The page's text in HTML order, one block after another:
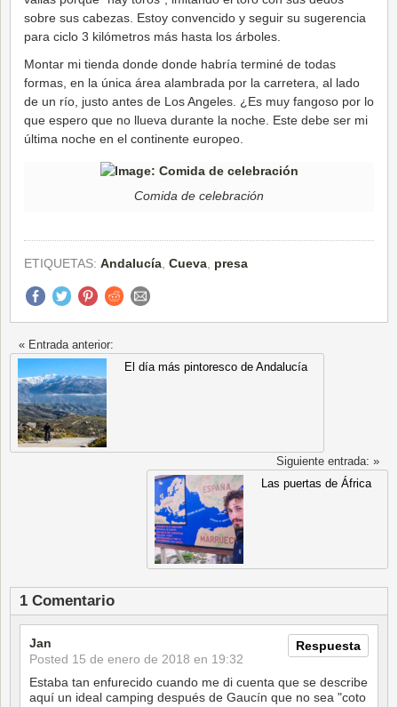
sobre sus cabezas. Estoy convencido y seguir su sugerencia
para ciclo 3 kilómetros más hasta los árboles.
Montar mi tienda donde donde habría terminé de todas
formas, en la única área alambrada por la carretera, al lado
de un río, justo antes de Los Angeles. ¿Es muy fangoso por lo
que espero que no llueva durante la noche. Este debe ser mi
última noche en el continente europeo.
Comida de celebración
ETIQUETAS: Andalucía, Cueva, presa
« Entrada anterior:
El día más pintoresco de Andalucía
Siguiente entrada: »
Las puertas de África
1 Comentario
Respuesta
Jan
Posted 15 de enero de 2018 en 19:32
Estaba tan enfurecido cuando me di cuenta que se describe
aquí un ideal camping después de Gaucín que no sea "coto